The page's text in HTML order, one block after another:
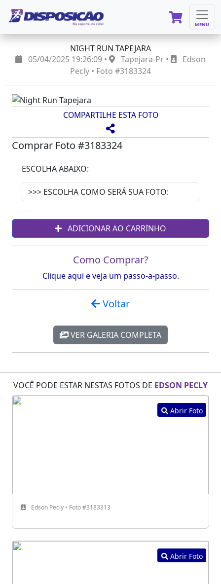
MENU
NIGHT RUN TAPEJARA
05/04/2025 19:26:09 •
Tapejara-Pr •
Edson
Pecly • Foto #3183324
COMPARTILHE ESTA FOTO
Comprar Foto #3183324
ESCOLHA ABAIXO:
ADICIONAR AO CARRINHO
Como Comprar?
Clique aqui e veja um passo-a-passo.
Voltar
VER GALERIA COMPLETA
VOCÊ PODE ESTAR NESTAS FOTOS DE EDSON PECLY
Abrir Foto
Edson Pecly • Foto #3183313
Abrir Foto